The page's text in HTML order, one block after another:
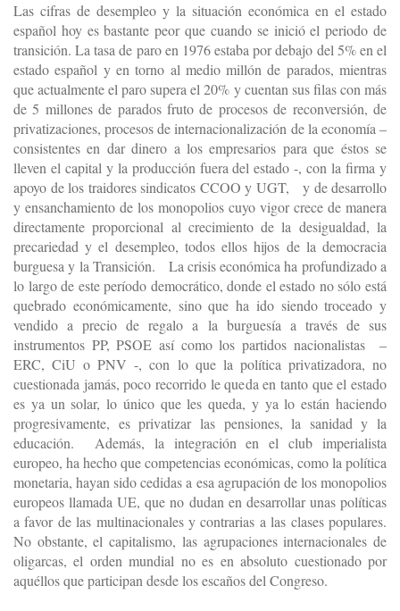
Las cifras de desempleo y la situación económica en el estado
español hoy es bastante peor que cuando se inició el periodo de
transición. La tasa de paro en 1976 estaba por debajo del 5% en el
estado español y en torno al medio millón de parados, mientras
que actualmente el paro supera el 20% y cuentan sus filas con más
de 5 millones de parados fruto de procesos de reconversión, de
privatizaciones, procesos de internacionalización de la economía –
consistentes en dar dinero a los empresarios para que éstos se
lleven el capital y la producción fuera del estado -, con la firma y
apoyo de los traidores sindicatos CCOO y UGT, y de desarrollo
y ensanchamiento de los monopolios cuyo vigor crece de manera
directamente proporcional al crecimiento de la desigualdad, la
precariedad y el desempleo, todos ellos hijos de la democracia
burguesa y la Transición. La crisis económica ha profundizado a
lo largo de este período democrático, donde el estado no sólo está
quebrado económicamente, sino que ha ido siendo troceado y
vendido a precio de regalo a la burguesía a través de sus
instrumentos PP, PSOE así como los partidos nacionalistas –
ERC, CiU o PNV -, con lo que la política privatizadora, no
cuestionada jamás, poco recorrido le queda en tanto que el estado
es ya un solar, lo único que les queda, y ya lo están haciendo
progresivamente, es privatizar las pensiones, la sanidad y la
educación. Además, la integración en el club imperialista
europeo, ha hecho que competencias económicas, como la política
monetaria, hayan sido cedidas a esa agrupación de los monopolios
europeos llamada UE, que no dudan en desarrollar unas políticas
a favor de las multinacionales y contrarias a las clases populares.
No obstante, el capitalismo, las agrupaciones internacionales de
oligarcas, el orden mundial no es en absoluto cuestionado por
aquéllos que participan desde los escaños del Congreso.